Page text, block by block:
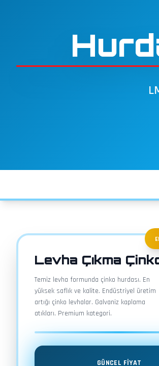
Levha Çıkma
Temiz levha formunda çinko hurdası. En
yüksek saflık ve kalite. Endüstriyel üretim
artığı çinko levhalar. Galvaniz kaplama
atıkları. Premium kategori.
GÜNCEL FİYAT